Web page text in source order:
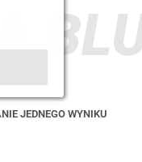
JEDNEGO WYNIKU